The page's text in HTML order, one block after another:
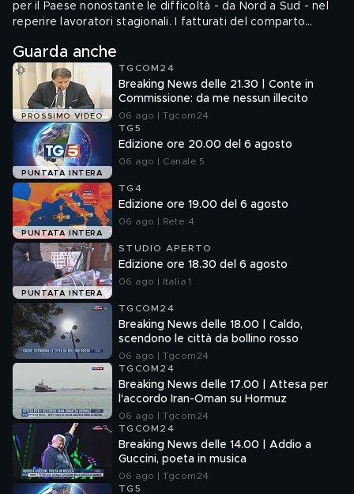
per il Paese nonostante le difficoltà - da Nord a Sud - nel
reperire lavoratori stagionali. I fatturati del comparto
soddisfacenti, ma per gli operatori sarà il ponte del 2
giugno la vera prova generale della stagione estiva."
Guarda anche
PROSSIMO VIDEO
TGCOM24
Breaking News delle 21.30 | Conte in
Commissione: da me nessun illecito
06 ago | Tgcom24
PUNTATA INTERA
TG5
Edizione ore 20.00 del 6 agosto
06 ago | Canale 5
PUNTATA INTERA
TG4
Edizione ore 19.00 del 6 agosto
06 ago | Rete 4
PUNTATA INTERA
STUDIO APERTO
Edizione ore 18.30 del 6 agosto
06 ago | Italia 1
TGCOM24
Breaking News delle 18.00 | Caldo,
scendono le città da bollino rosso
06 ago | Tgcom24
TGCOM24
Breaking News delle 17.00 | Attesa per
l'accordo Iran-Oman su Hormuz
06 ago | Tgcom24
TGCOM24
Breaking News delle 14.00 | Addio a
Guccini, poeta in musica
06 ago | Tgcom24
TG5